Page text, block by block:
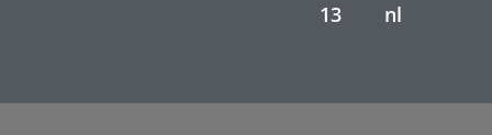
13
nl